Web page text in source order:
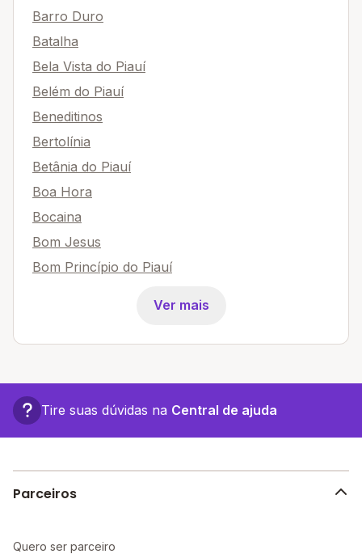
Barro Duro
Batalha
Bela Vista do Piauí
Belém do Piauí
Beneditinos
Bertolínia
Betânia do Piauí
Boa Hora
Bocaina
Bom Jesus
Bom Princípio do Piauí
Ver mais
Tire suas dúvidas na Central de ajuda
Parceiros
Quero ser parceiro